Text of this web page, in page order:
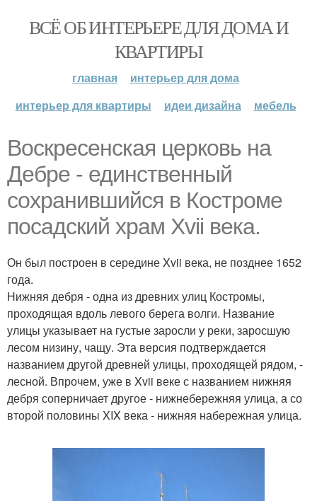
ВСЁ ОБ ИНТЕРЬЕРЕ ДЛЯ ДОМА И
КВАРТИРЫ
главная
интерьер для дома
интерьер для квартиры
идеи дизайна мебель
Воскресенская церковь на
Дебре - единственный
сохранившийся в Костроме
посадский храм Xvii века.
Он был построен в середине Xvii века, не позднее 1652
года.
Нижняя дебря - одна из древних улиц Костромы,
проходящая вдоль левого берега волги. Название
улицы указывает на густые заросли у реки, заросшую
лесом низину, чащу. Эта версия подтверждается
названием другой древней улицы, проходящей рядом, -
лесной. Впрочем, уже в Xvii веке с названием нижняя
дебря соперничает другое - нижнебережняя улица, а со
второй половины XIX века - нижняя набережная улица.